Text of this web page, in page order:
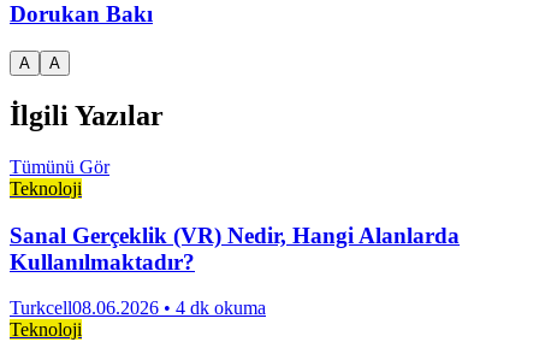
Dorukan Bakı
A A
İlgili Yazılar
Tümünü Gör
Teknoloji
Sanal Gerçeklik (VR) Nedir, Hangi Alanlarda
Kullanılmaktadır?
Turkcell08.06.2026 • 4 dk okuma
Teknoloji